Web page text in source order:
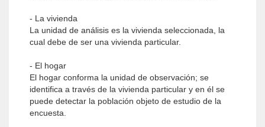
- La vivienda
La unidad de análisis es la vivienda seleccionada, la
cual debe de ser una vivienda particular.
- El hogar
El hogar conforma la unidad de observación; se
identifica a través de la vivienda particular y en él se
puede detectar la población objeto de estudio de la
encuesta.